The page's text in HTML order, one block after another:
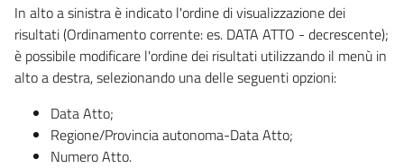
In alto a sinistra è indicato l'ordine di visualizzazione dei
risultati (Ordinamento corrente: es. DATA ATTO - decrescente);
è possibile modificare l'ordine dei risultati utilizzando il menù in
alto a destra, selezionando una delle seguenti opzioni:
Data Atto;
Regione/Provincia autonoma-Data Atto;
Numero Atto.